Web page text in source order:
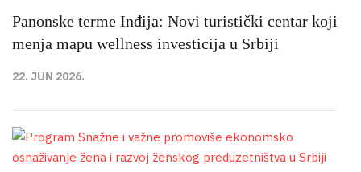
Panonske terme Inđija: Novi turistički centar koji
menja mapu wellness investicija u Srbiji
22. JUN 2026.